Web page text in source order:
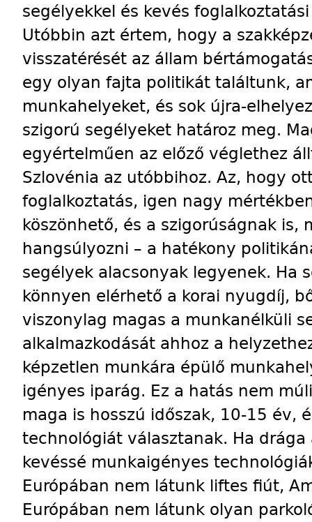
segélyekkel és kevés
Utóbbin azt értem, hogy a
visszatérését az állam
egy olyan fajta politikát találtunk,
munkahelyeket, és sok újra-
szigorú segélyeket határoz meg.
egyértelműen az előző véglethez
Szlovénia az utóbbihoz. Az, hogy
foglalkoztatás, igen nagy
köszönhető, és a szigorúságnak is,
hangsúlyozni – a hatékony
segélyek alacsonyak legyenek. Ha
könnyen elérhető a korai nyugdíj,
viszonylag magas a munkanélküli
alkalmazkodását ahhoz a
képzetlen munkára épülő
igényes ipar­ág. Ez a hatás nem
maga is hosszú időszak, 10-15 év,
technológiát választanak. Ha
kevéssé munka­igényes
Európában nem látunk liftes fiút,
Európában nem látunk olyan